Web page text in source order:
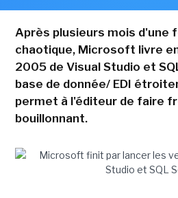
Après plusieurs mois d'une
chaotique, Microsoft livre
2005 de Visual Studio et
base de donnée/ EDI
permet à l'éditeur de faire
bouillonnant.